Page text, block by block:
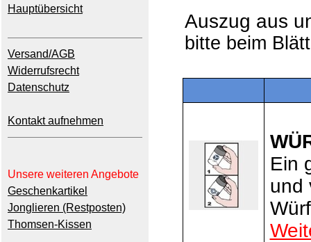
Hauptübersicht
Versand/AGB
Widerrufsrecht
Datenschutz
Kontakt aufnehmen
Unsere weiteren Angebote
Geschenkartikel
Jonglieren (Restposten)
Thomsen-Kissen
Auszug aus
bitte beim
Ein
und